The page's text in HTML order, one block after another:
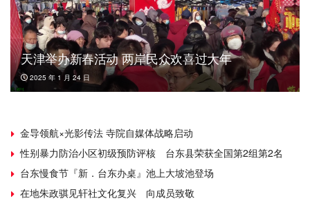
天津举办新春活动 两岸民众欢喜过大年
2025 年 1 月 24 日
金导领航×光影传法 寺院自媒体战略启动
性别暴力防治小区初级预防评核 台东县荣获全国第2组第2名
台东慢食节『新．台东办桌』池上大坡池登场
在地朱政骐见轩社文化复兴 向成员致敬